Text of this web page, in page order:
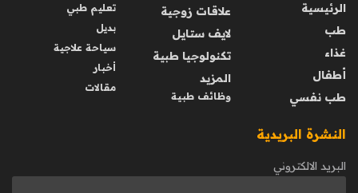
الرئيسية
طب
غذاء
أطفال
طب نفسي
علاقات زوجية
لايف ستايل
تكنولوجيا طبية
المزيد
وظائف طبية
تعليم طبي
بديل
سياحة علاجية
أخبار
مقالات
النشرة البريدية
البريد الالكتروني